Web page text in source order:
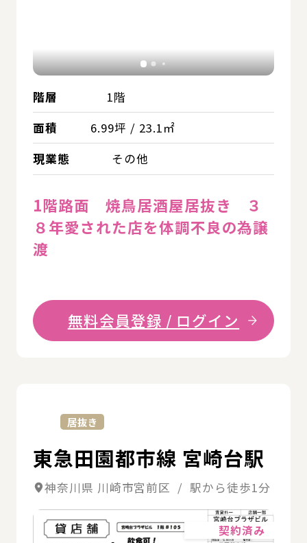
階層
1階
面積
6.99坪 / 23.1㎡
現業態
その他
1階路面 焼鳥居酒屋居抜き ３
８年愛された店を体調不良の為譲
渡
無料会員登録 / ログイン
居抜き
東急田園都市線 宮崎台駅
神奈川県 川崎市宮前区 / 駅から徒歩1分
契約済み